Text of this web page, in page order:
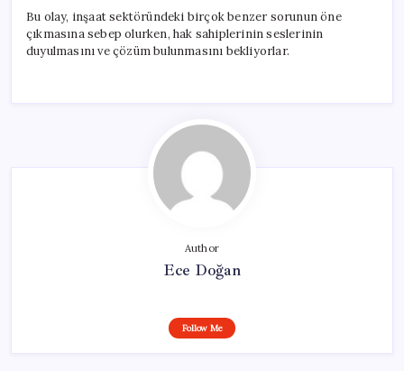
Bu olay, inşaat sektöründeki birçok benzer sorunun öne
çıkmasına sebep olurken, hak sahiplerinin seslerinin
duyulmasını ve çözüm bulunmasını bekliyorlar.
Author
Ece Doğan
Follow Me